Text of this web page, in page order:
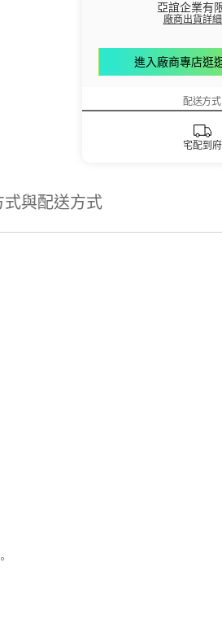
亞誼企業有
廠商出貨詳
進入廠商專店逛
配送方式
宅配到府
式與配送方式